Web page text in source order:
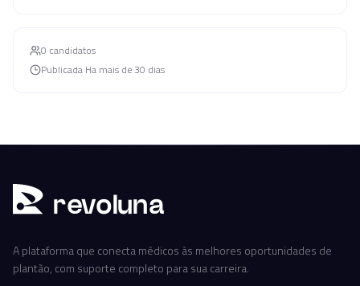
0 candidatos
Publicada Ha mais de 30 dias
revoluna
A plataforma que conecta médicos às melhores oportunidades de
plantão, com suporte completo para sua carreira.